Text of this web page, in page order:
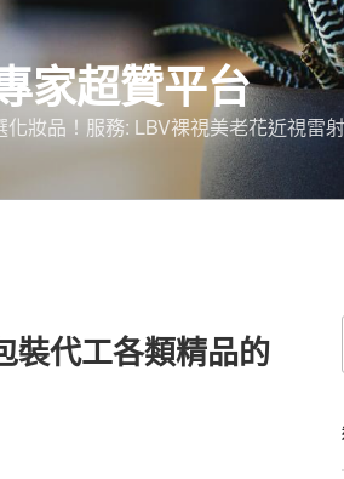
家超贊平台
妝品！服務: LBV裸視美老花近視雷
裝代工各類精品的